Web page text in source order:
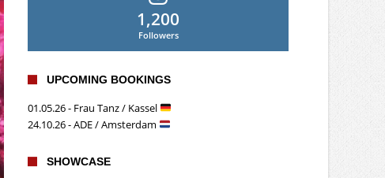
1,200
Followers
UPCOMING BOOKINGS
01.05.26 - Frau Tanz / Kassel
24.10.26 - ADE / Amsterdam
SHOWCASE